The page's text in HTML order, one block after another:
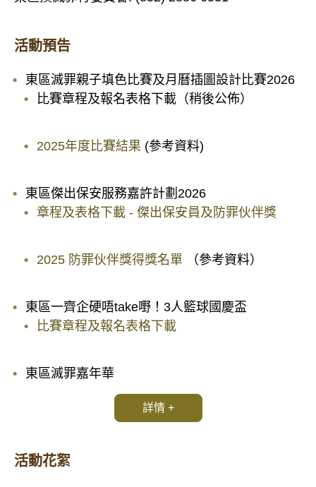
活動預告
東區滅罪親子填色比賽及月曆插圖設計比賽2026
比賽章程及報名表格下載（稍後公佈）
2025年度比賽結果 (參考資料)
東區傑出保安服務嘉許計劃2026
章程及表格下載 - 傑出保安員及防罪伙伴獎
2025 防罪伙伴獎得獎名單 （參考資料）
東區一齊企硬唔take嘢！3人籃球國慶盃
比賽章程及報名表格下載
東區滅罪嘉年華
詳情 +
活動花絮